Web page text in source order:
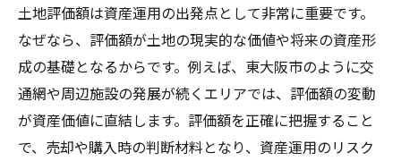
土地評価額は資産運用の出発点として非常に重要です。
なぜなら、評価額が土地の現実的な価値や将来の資産形
成の基礎となるからです。例えば、東大阪市のように交
通網や周辺施設の発展が続くエリアでは、評価額の変動
が資産価値に直結します。評価額を正確に把握すること
で、売却や購入時の判断材料となり、資産運用のリスク